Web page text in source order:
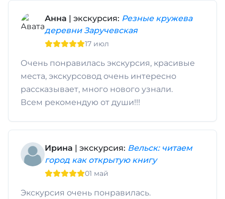
Анна | экскурсия: Резные кружева
деревни Заручевская
17 июл
Очень понравилась экскурсия, красивые
места, экскурсовод очень интересно
рассказывает, много нового узнали.
Всем рекомендую от души!!!
Ирина | экскурсия: Вельск: читаем
город как открытую книгу
01 май
Экскурсия очень понравилась.